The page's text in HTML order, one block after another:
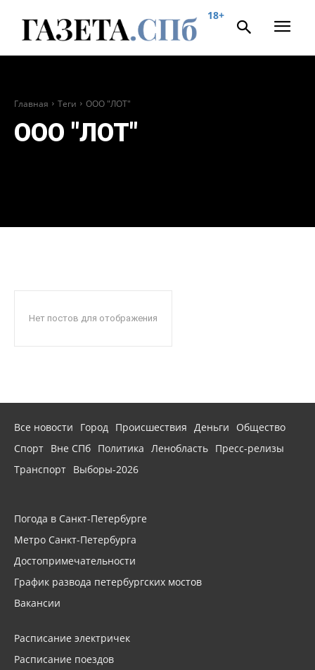
18+
Главная Теги ООО "ЛОТ"
ООО "ЛОТ"
Нет постов для отображения
Все новости Город Происшествия Деньги
Общество
Спорт Вне СПб Политика Ленобласть Пресс-релизы
Транспорт Выборы-2026
Погода в Санкт-Петербурге
Метро Санкт-Петербурга
Достопримечательности
График развода петербургских мостов
Вакансии
Расписание электричек
Расписание поездов